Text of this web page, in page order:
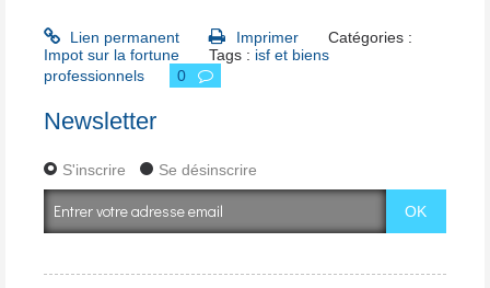
Lien permanent Imprimer
Catégories :
Impot sur la fortune
Tags : isf et biens
professionnels
0
Newsletter
S'inscrire Se désinscrire